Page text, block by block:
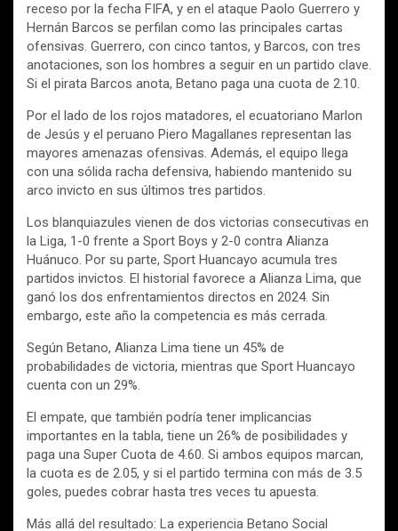
receso por la fecha FIFA, y en el ataque Paolo Guerrero y
Hernán Barcos se perfilan como las principales cartas
ofensivas. Guerrero, con cinco tantos, y Barcos, con tres
anotaciones, son los hombres a seguir en un partido clave.
Si el pirata Barcos anota, Betano paga una cuota de 2.10.
Por el lado de los rojos matadores, el ecuatoriano Marlon
de Jesús y el peruano Piero Magallanes representan las
mayores amenazas ofensivas. Además, el equipo llega
con una sólida racha defensiva, habiendo mantenido su
arco invicto en sus últimos tres partidos.
Los blanquiazules vienen de dos victorias consecutivas en
la Liga, 1-0 frente a Sport Boys y 2-0 contra Alianza
Huánuco. Por su parte, Sport Huancayo acumula tres
partidos invictos. El historial favorece a Alianza Lima, que
ganó los dos enfrentamientos directos en 2024. Sin
embargo, este año la competencia es más cerrada.
Según Betano, Alianza Lima tiene un 45% de
probabilidades de victoria, mientras que Sport Huancayo
cuenta con un 29%.
El empate, que también podría tener implicancias
importantes en la tabla, tiene un 26% de posibilidades y
paga una Super Cuota de 4.60. Si ambos equipos marcan,
la cuota es de 2.05, y si el partido termina con más de 3.5
goles, puedes cobrar hasta tres veces tu apuesta.
Más allá del resultado: La experiencia Betano Social